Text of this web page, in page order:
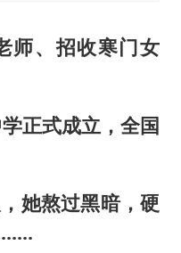
师、招收寒门女
正式成立，全国
她熬过黑暗，硬